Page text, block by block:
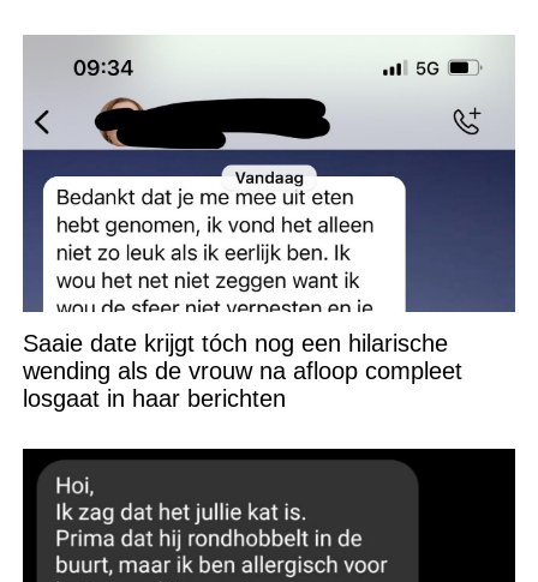
Saaie date krijgt tóch nog een hilarische
wending als de vrouw na afloop compleet
losgaat in haar berichten